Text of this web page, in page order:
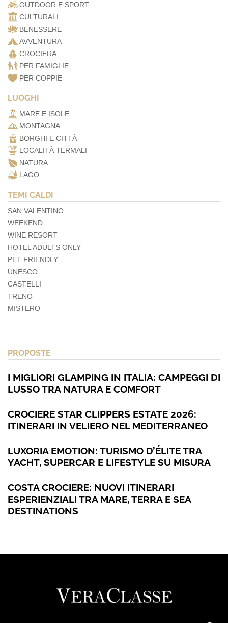
OUTDOOR E SPORT
CULTURALI
BENESSERE
AVVENTURA
CROCIERA
PER FAMIGLIE
PER COPPIE
LUOGHI
MARE E ISOLE
MONTAGNA
BORGHI E CITTÀ
LOCALITÀ TERMALI
NATURA
LAGO
TEMI CALDI
SAN VALENTINO
WEEKEND
WINE RESORT
HOTEL ADULTS ONLY
PET FRIENDLY
UNESCO
CASTELLI
TRENO
MISTERO
PROPOSTE
I MIGLIORI GLAMPING IN ITALIA: CAMPEGGI DI
LUSSO TRA NATURA E COMFORT
CROCIERE STAR CLIPPERS ESTATE 2026:
ITINERARI IN VELIERO NEL MEDITERRANEO
LUXORIA EMOTION: TURISMO D’ÉLITE TRA
YACHT, SUPERCAR E LIFESTYLE SU MISURA
COSTA CROCIERE: NUOVI ITINERARI
ESPERIENZIALI TRA MARE, TERRA E SEA
DESTINATIONS